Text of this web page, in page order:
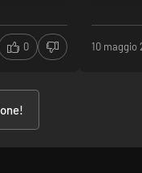
portato a
0 10 maggio